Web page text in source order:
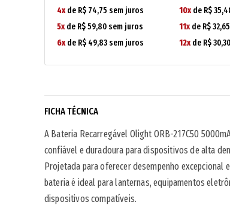
4xde R$ 74,75 sem juros
5xde R$ 59,80 sem juros
6xde R$ 49,83 sem juros
10xde R$
11xde R$ 32,65
12xde R$ 30,30
FICHA TÉCNICA
A Bateria Recarregável Olight ORB-217C50
confiável e duradoura para dispositivos de alta
Projetada para oferecer desempenho excepcional
bateria é ideal para lanternas, equipamentos
dispositivos compatíveis.